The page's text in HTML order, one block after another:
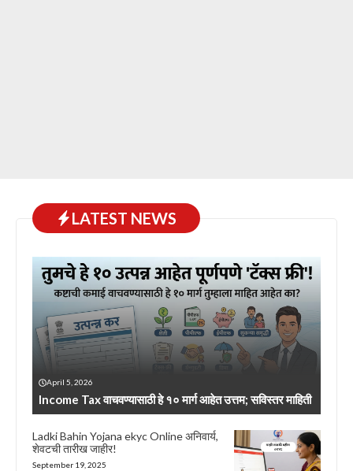
LATEST NEWS
April 5, 2026
Income Tax वाचवण्यासाठी हे १० मार्ग आहेत उत्तम; सविस्तर माहिती
Ladki Bahin Yojana ekyc Online अनिवार्य,
शेवटची तारीख जाहीर!
September 19, 2025